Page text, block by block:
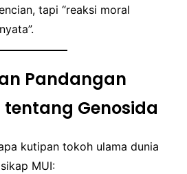
tapi “reaksi moral
Pandangan
Genosida
kutipan tokoh ulama dunia
MUI: